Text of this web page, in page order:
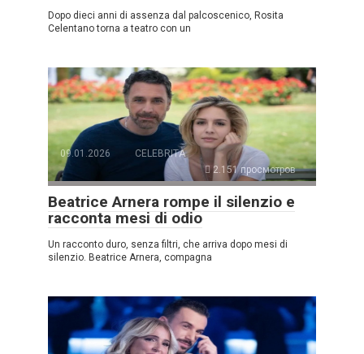
Dopo dieci anni di assenza dal palcoscenico, Rosita
Celentano torna a teatro con un
09.01.2026
CELEBRITÀ
2.151 просмотров
Beatrice Arnera rompe il silenzio e
racconta mesi di odio
Un racconto duro, senza filtri, che arriva dopo mesi di
silenzio. Beatrice Arnera, compagna